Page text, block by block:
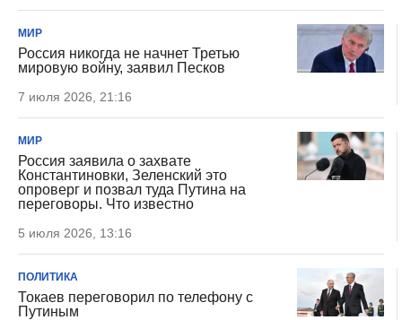
МИР
Россия никогда не начнет Третью
мировую войну, заявил Песков
7 июля 2026, 21:16
МИР
Россия заявила о захвате
Константиновки, Зеленский это
опроверг и позвал туда Путина на
переговоры. Что известно
5 июля 2026, 13:16
ПОЛИТИКА
Токаев переговорил по телефону с
Путиным